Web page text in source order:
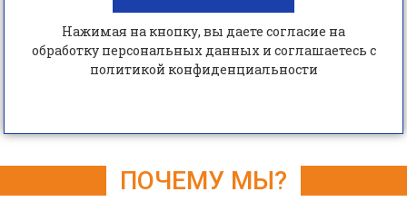
Нажимая на кнопку, вы даете согласие на
обработку персональных данных и соглашаетесь c
политикой конфиденциальности
ПОЧЕМУ МЫ?